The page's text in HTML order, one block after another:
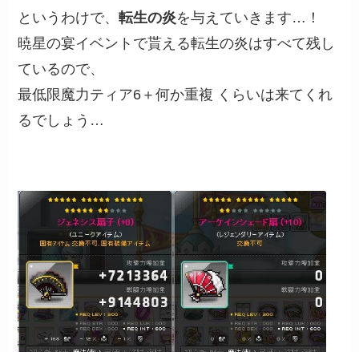
というわけで、転生の炎を与えていきます…！
暁星の宴イベントで貰える転生の炎はすべて残し
ているので、
最低限魔力ティア6＋何か重複 くらいは来てくれ
るでしょう…